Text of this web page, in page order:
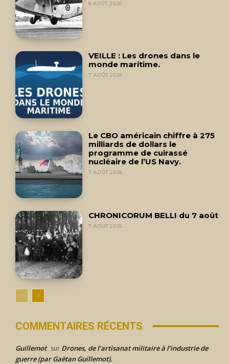
8 AOÛT 2026
VEILLE : Les drones dans le
monde maritime.
7 AOÛT 2026
Le CBO américain chiffre à 275
milliards de dollars le
programme de cuirassé
nucléaire de l’US Navy.
7 AOÛT 2026
CHRONICORUM BELLI du 7 août
7 AOÛT 2026
COMMENTAIRES RÉCENTS
Guillemot sur Drones, de l’artisanat militaire à l’industrie de
guerre (par Gaëtan Guillemot).